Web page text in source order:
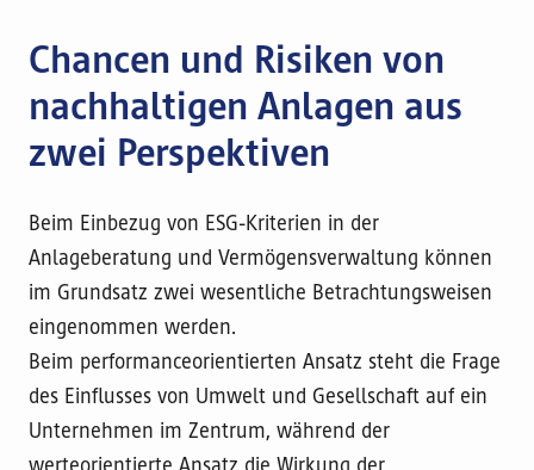
Chancen und Risiken von
nachhaltigen Anlagen aus
zwei Perspektiven
Beim Einbezug von ESG-Kriterien in der
Anlageberatung und Vermögensverwaltung können
im Grundsatz zwei wesentliche Betrachtungsweisen
eingenommen werden.
Beim performanceorientierten Ansatz steht die Frage
des Einflusses von Umwelt und Gesellschaft auf ein
Unternehmen im Zentrum, während der